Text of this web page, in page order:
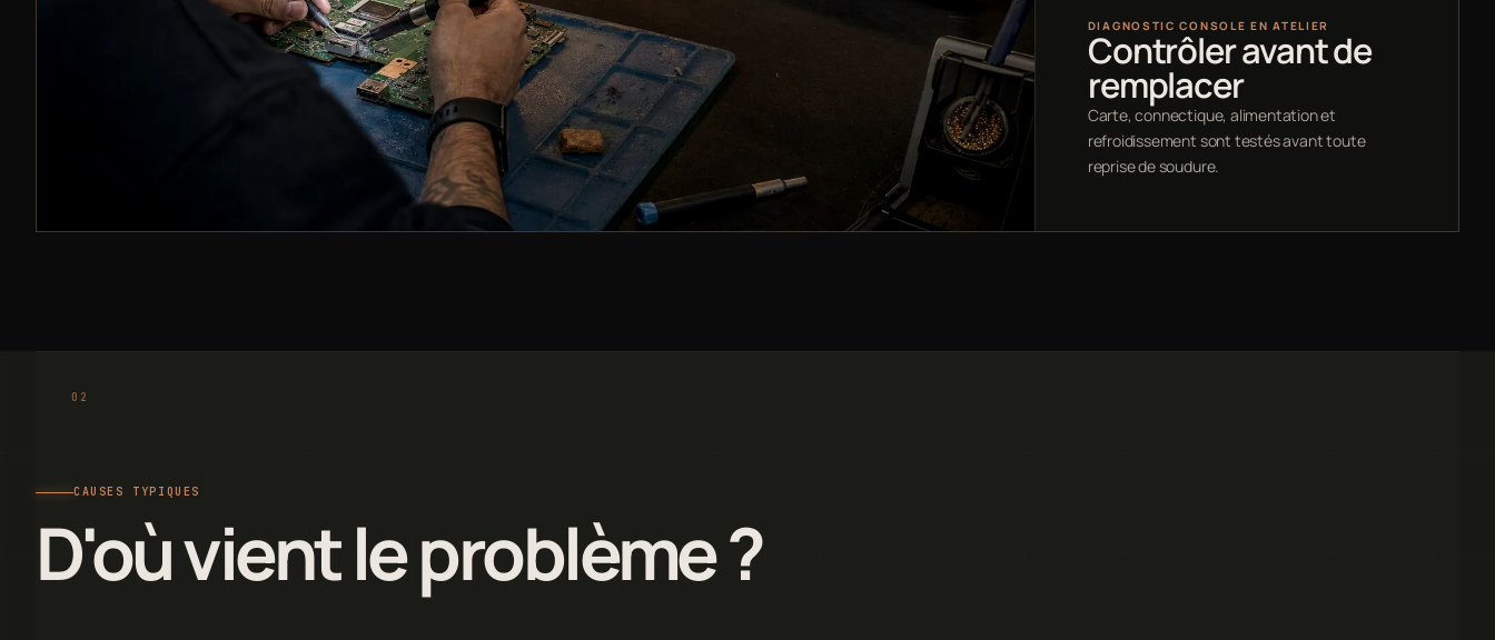
DIAGNOSTIC CONSOLE EN ATELIER
Contrôler avant de
remplacer
Carte, connectique, alimentation et
refroidissement sont testés avant toute
reprise de soudure.
CAUSES TYPIQUES
D'où vient le problème ?